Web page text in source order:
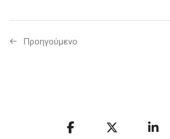
Προηγούμενo